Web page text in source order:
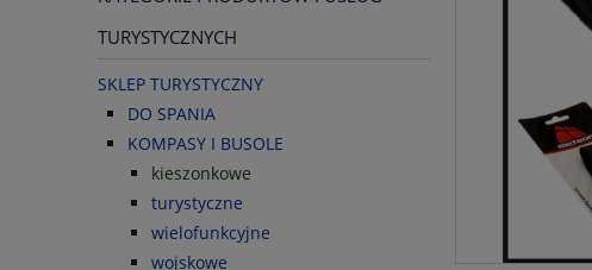
TURYSTYCZNYCH
SKLEP TURYSTYCZNY
DO SPANIA
KOMPASY I BUSOLE
kieszonkowe
turystyczne
wielofunkcyjne
wojskowe